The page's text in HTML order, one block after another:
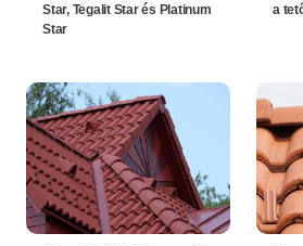
Star, Tegalit Star és Platinum
Star
a